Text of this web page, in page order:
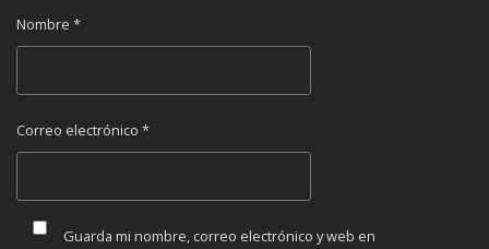
Nombre *
Correo electrónico *
Guarda mi nombre, correo electrónico y web en